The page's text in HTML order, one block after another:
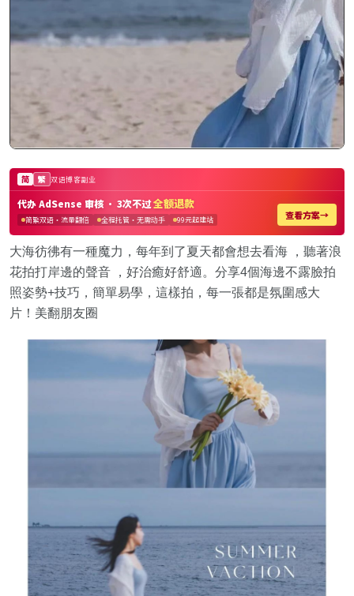
大海彷彿有一種魔力，每年到了夏天都會想去看海 ，聽著浪
花拍打岸邊的聲音 ，好治癒好舒適。分享4個海邊不露臉拍
照姿勢+技巧，簡單易學，這樣拍，每一張都是氛圍感大
片！美翻朋友圈